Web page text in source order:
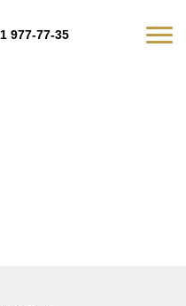
977-77-35